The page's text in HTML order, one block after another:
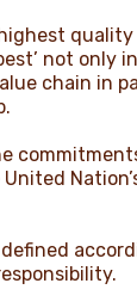
not
chain in